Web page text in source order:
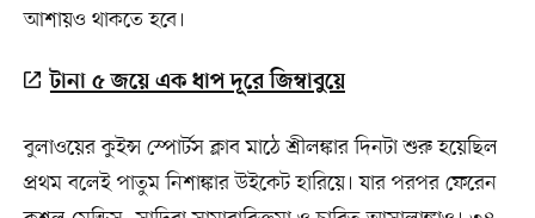
আশায়ও থাকতে হবে।
টানা ৫ জয়ে এক ধাপ দূরে জিম্বাবুয়ে
বুলাওয়ের কুইন্স স্পোর্টস ক্লাব মাঠে শ্রীলঙ্কার দিনটা শুরু হয়েছিল
প্রথম বলেই পাতুম নিশাঙ্কার উইকেট হারিয়ে। যার পরপর ফেরেন